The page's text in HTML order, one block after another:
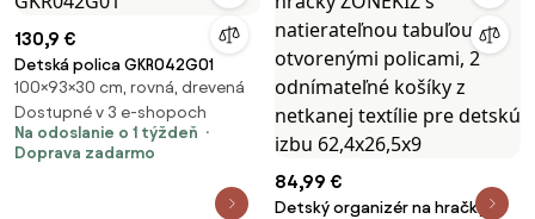
130,9 €
Detská polica GKR042G01
100×93×30 cm, rovná, drevená
Dostupné v 3 e-shopoch
Na odoslanie o 1 týždeň
Doprava zadarmo
84,99 €
Detský organizér na hračky